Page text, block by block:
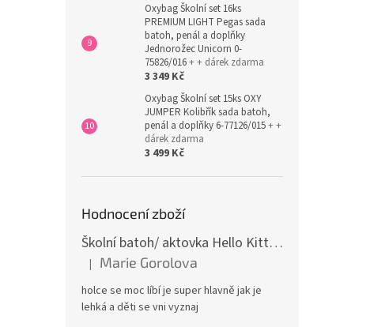
Oxybag Školní set 16ks
PREMIUM LIGHT Pegas sada
batoh, penál a doplňky
Jednorožec Unicorn 0-
75826/016+ + dárek zdarma
3 349 Kč
Oxybag Školní set 15ks OXY
JUMPER Kolibřík sada batoh,
penál a doplňky 6-77126/015+ +
dárek zdarma
3 499 Kč
Hodnocení zboží
Školní batoh/ aktovka Hello Kitty, růžová
Hodnocení produktu je 5 z 5 hvězdiček.
| Marie Gorolova
holce se moc líbí je super hlavně jak je
lehká a děti se vni vyznaj